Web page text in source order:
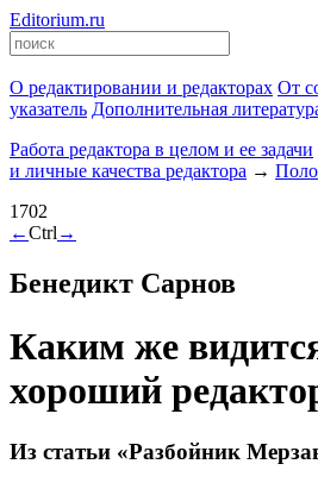
Editorium.ru
О редактировании и редакторах От
указатель Дополнительная
Работа редактора в целом и ее задачи
и личные качества редактора →
1702
←Ctrl →
Бенедикт Сарнов
Каким же
хороший
Из статьи «Разбойник